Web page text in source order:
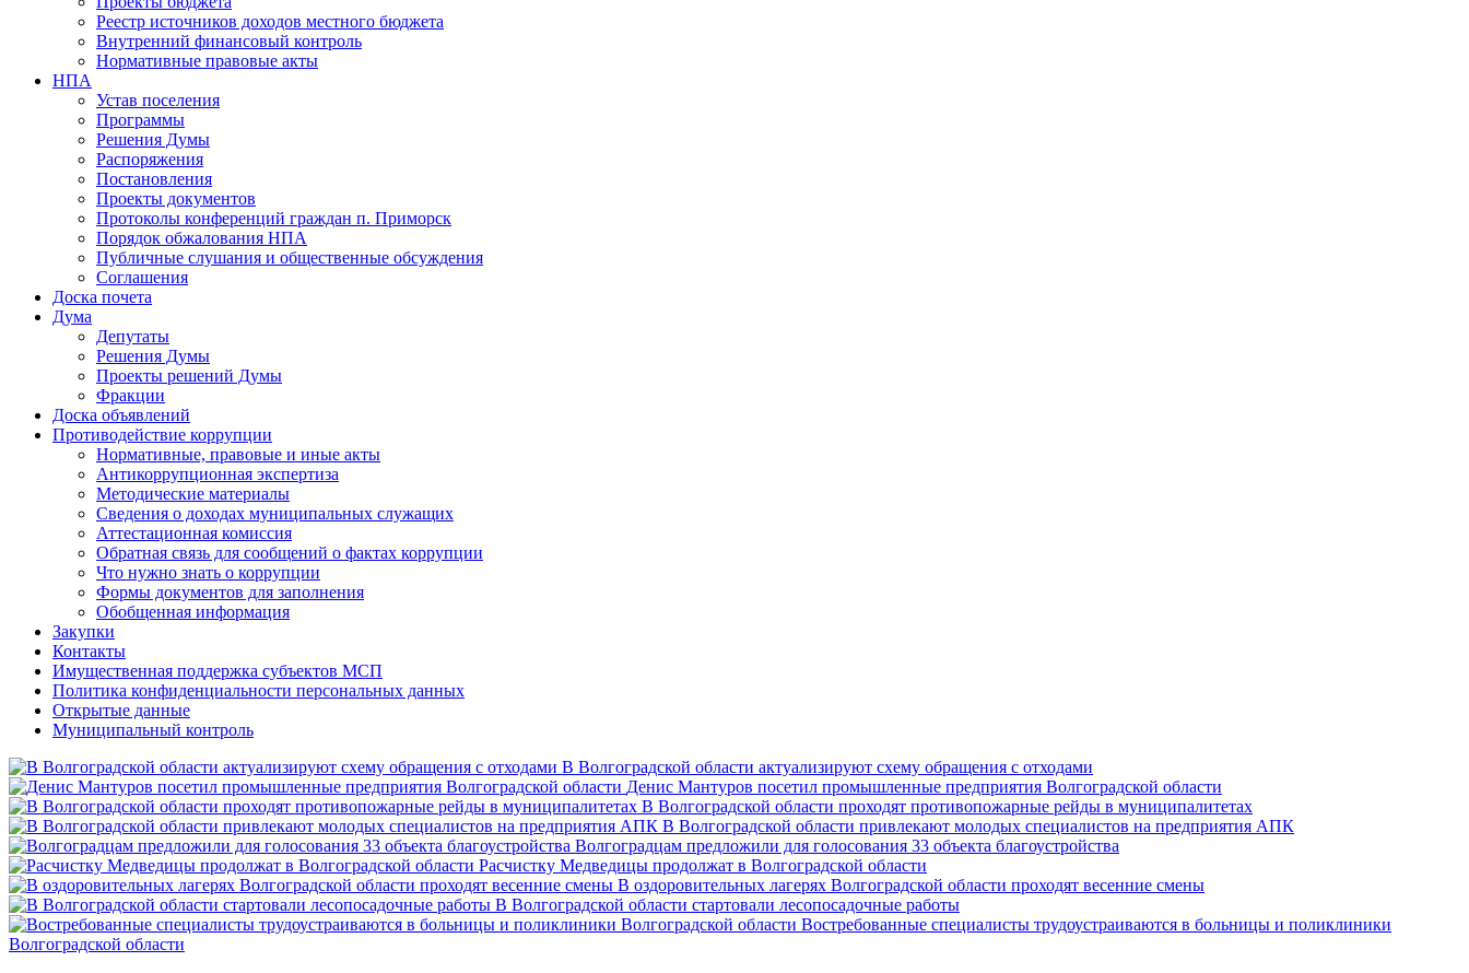
Реестр источников доходов местного бюджета
Внутренний финансовый контроль
Нормативные правовые акты
НПА
Устав поселения
Программы
Решения Думы
Распоряжения
Постановления
Проекты документов
Протоколы конференций граждан п. Приморск
Порядок обжалования НПА
Публичные слушания и общественные обсуждения
Соглашения
Доска почета
Дума
Депутаты
Решения Думы
Проекты решений Думы
Фракции
Доска объявлений
Противодействие коррупции
Нормативные, правовые и иные акты
Антикоррупционная экспертиза
Методические материалы
Сведения о доходах муниципальных служащих
Аттестационная комиссия
Обратная связь для сообщений о фактах коррупции
Что нужно знать о коррупции
Формы документов для заполнения
Обобщенная информация
Закупки
Контакты
Имущественная поддержка субъектов МСП
Политика конфиденциальности персональных данных
Открытые данные
Муниципальный контроль
В Волгоградской области актуализируют схему обращения с отходами
Денис Мантуров посетил промышленные предприятия Волгоградской области
В Волгоградской области проходят противопожарные рейды в муниципалитетах
В Волгоградской области привлекают молодых специалистов на предприятия АПК
Волгоградцам предложили для голосования 33 объекта благоустройства
Расчистку Медведицы продолжат в Волгоградской области
В оздоровительных лагерях Волгоградской области проходят весенние смены
В Волгоградской области стартовали лесопосадочные работы
Востребованные специалисты трудоустраиваются в больницы и поликлиники
Волгоградской области